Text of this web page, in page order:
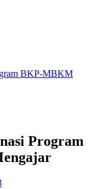
BKP-MBKM
Program